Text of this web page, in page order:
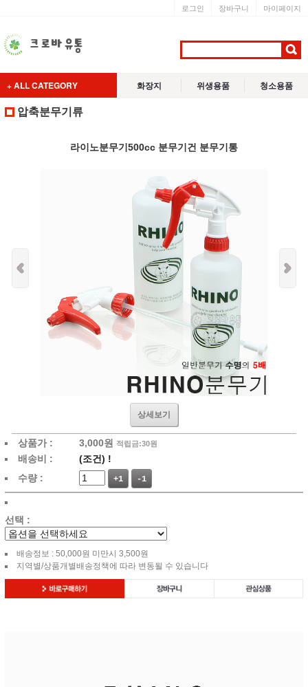
로그인 장바구니 마이페이지
+ ALL CATEGORY 화장지 위생용품 청소용품
압축분무기류
라이노분무기500cc 분무기건 분무기통
상세보기
상품가 : 3,000원 적립금:30원
배송비 : (조건) !
수량 :
+1 -1
선택 :
배송정보 : 50,000원 미만시 3,500원
지역별/상품개별배송정책에 따라 변동될 수 있습니다